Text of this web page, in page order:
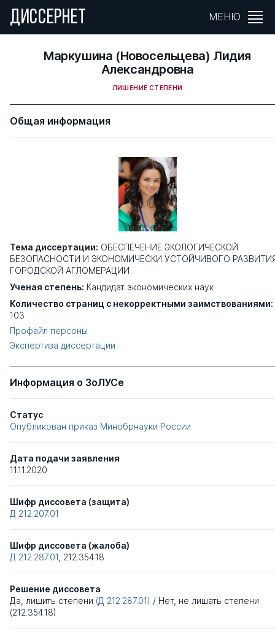
ДИССЕРНЕТ МЕНЮ
Маркушина (Новосельцева) Лидия
Александровна
ЛИШЕНИЕ СТЕПЕНИ
Общая информация
Тема диссертации: ОБЕСПЕЧЕНИЕ ЭКОЛОГИЧЕСКОЙ
БЕЗОПАСНОСТИ И ЭКОНОМИЧЕСКИ УСТОЙЧИВОГО
ГОРОДСКОЙ АГЛОМЕРАЦИИ
Ученая степень: Кандидат экономических наук
Количество страниц с некорректными заимствованиями:
103
Профайл персоны
Экспертиза диссертации
Информация о ЗоЛУСе
Статус
Опубликован приказ Минобрнауки России
Дата подачи заявления
11.11.2020
Шифр диссовета (защита)
Д 212.207.01
Шифр диссовета (жалоба)
Д 212.287.01 212.354.18
Решение диссовета
Да, лишить степени (Д 212.287.01) / Нет, не лишать степени
(212.354.18)